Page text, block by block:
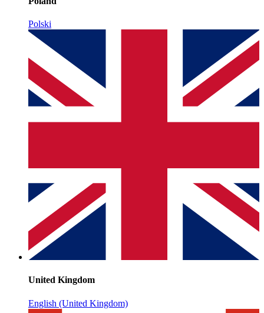
Polski
United Kingdom
English (United Kingdom)